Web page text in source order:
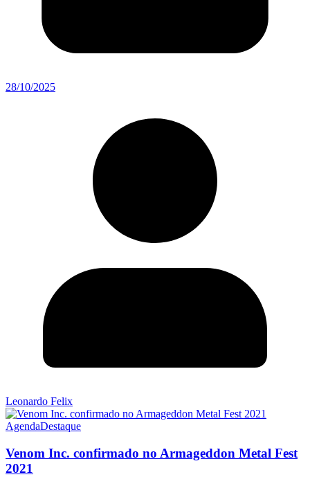
28/10/2025
Leonardo Felix
AgendaDestaque
Venom Inc. confirmado no Armageddon Metal Fest
2021